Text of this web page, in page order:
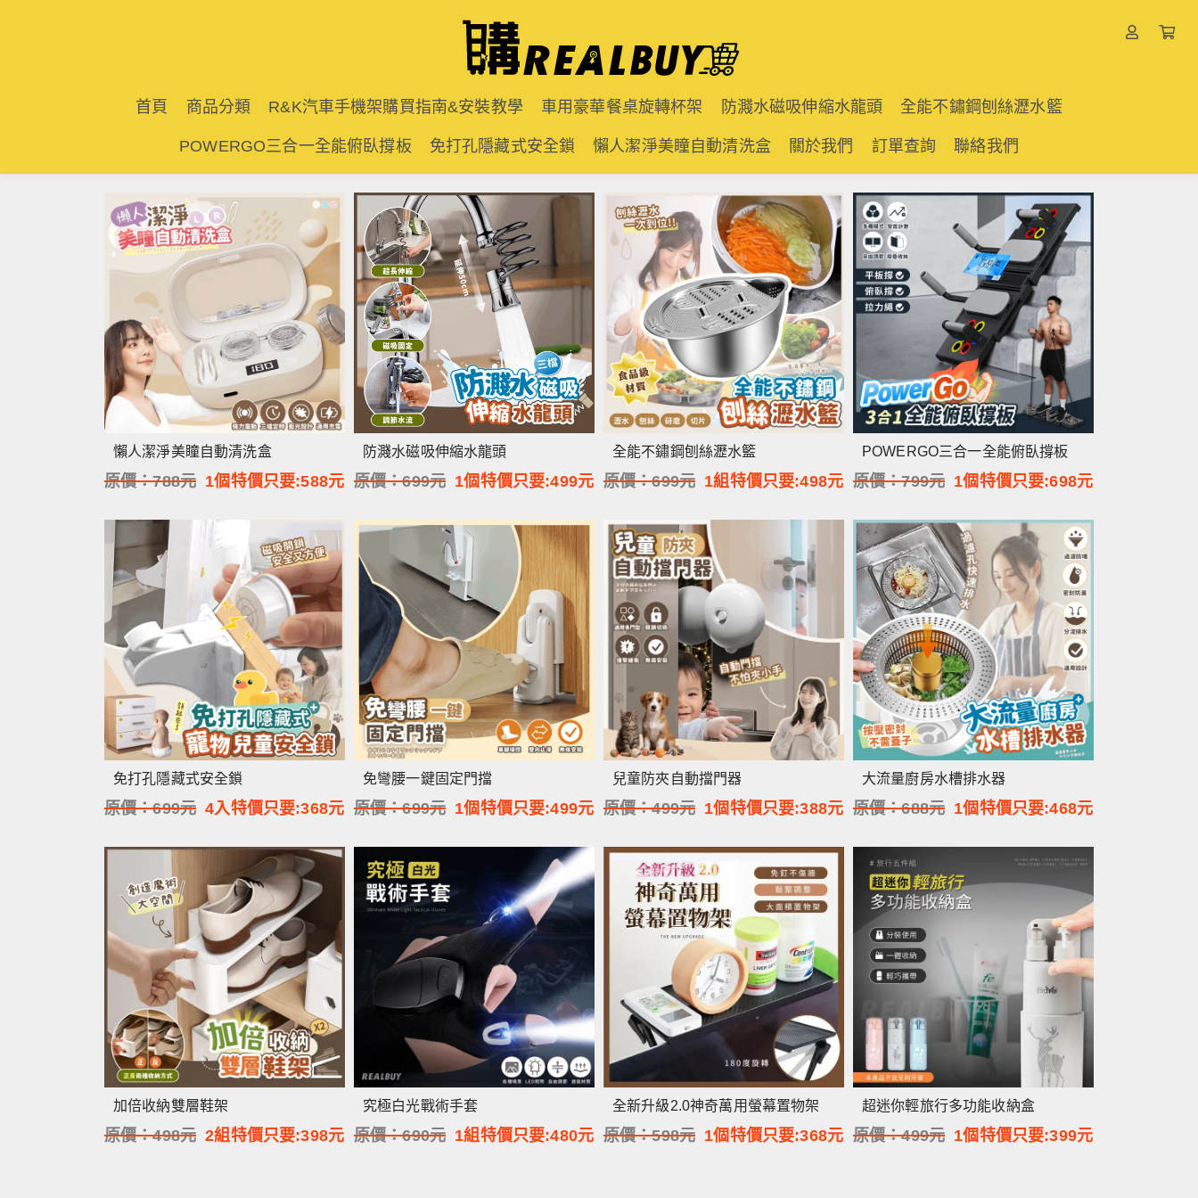
首頁 商品分類 R&K汽車手機架購買指南&安裝教學 車用豪華餐桌旋轉杯架 防濺水磁吸伸縮水龍頭 全能不鏽鋼刨絲瀝水籃
POWERGO三合一全能俯臥撐板 免打孔隱藏式安全鎖 懶人潔淨美瞳自動清洗盒 關於我們 訂單查詢 聯絡我們
懶人潔淨美瞳自動清洗盒
原價：788元 1個特價只要:588元
防濺水磁吸伸縮水龍頭
原價：699元 1個特價只要:499元
全能不鏽鋼刨絲瀝水籃
原價：699元 1組特價只要:498元
POWERGO三合一全能俯臥撐板
原價：799元 1個特價只要:698元
免打孔隱藏式安全鎖
原價：699元 4入特價只要:368元
免彎腰一鍵固定門擋
原價：699元 1個特價只要:499元
兒童防夾自動擋門器
原價：499元 1個特價只要:388元
大流量廚房水槽排水器
原價：688元 1個特價只要:468元
加倍收納雙層鞋架
原價：498元 2組特價只要:398元
究極白光戰術手套
原價：690元 1組特價只要:480元
全新升級2.0神奇萬用螢幕置物架
原價：598元 1個特價只要:368元
超迷你輕旅行多功能收納盒
原價：499元 1個特價只要:399元